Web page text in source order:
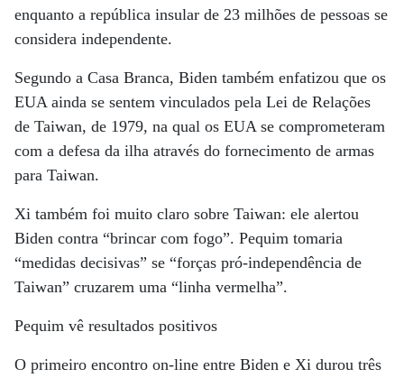
enquanto a república insular de 23 milhões de pessoas se
considera independente.
Segundo a Casa Branca, Biden também enfatizou que os
EUA ainda se sentem vinculados pela Lei de Relações
de Taiwan, de 1979, na qual os EUA se comprometeram
com a defesa da ilha através do fornecimento de armas
para Taiwan.
Xi também foi muito claro sobre Taiwan: ele alertou
Biden contra “brincar com fogo”. Pequim tomaria
“medidas decisivas” se “forças pró-independência de
Taiwan” cruzarem uma “linha vermelha”.
Pequim vê resultados positivos
O primeiro encontro on-line entre Biden e Xi durou três